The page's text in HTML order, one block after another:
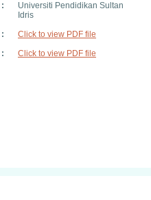
Universiti Pendidikan Sultan
Idris
Click to view PDF file
Click to view PDF file